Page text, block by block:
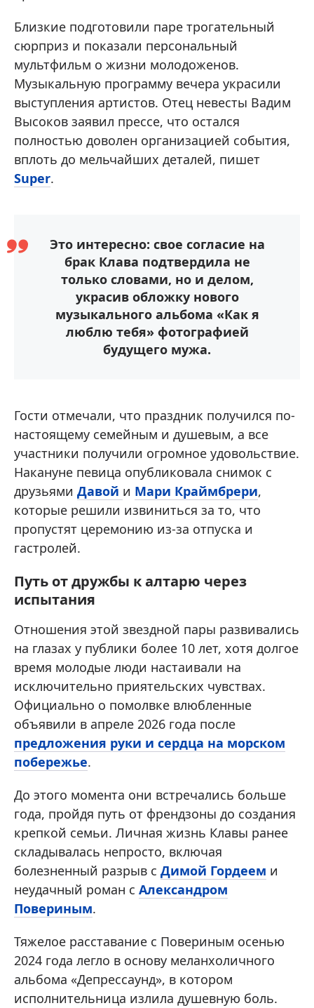
Близкие подготовили паре трогательный
сюрприз и показали персональный
мультфильм о жизни молодоженов.
Музыкальную программу вечера украсили
выступления артистов. Отец невесты Вадим
Высоков заявил прессе, что остался
полностью доволен организацией события,
вплоть до мельчайших деталей, пишет
Super.
Это интересно: свое согласие на
брак Клава подтвердила не
только словами, но и делом,
украсив обложку нового
музыкального альбома «Как я
люблю тебя» фотографией
будущего мужа.
Гости отмечали, что праздник получился по-
настоящему семейным и душевым, а все
участники получили огромное удовольствие.
Накануне певица опубликовала снимок с
друзьями Давой и Мари Краймбрери,
которые решили извиниться за то, что
пропустят церемонию из-за отпуска и
гастролей.
Путь от дружбы к алтарю через
испытания
Отношения этой звездной пары развивались
на глазах у публики более 10 лет, хотя долгое
время молодые люди настаивали на
исключительно приятельских чувствах.
Официально о помолвке влюбленные
объявили в апреле 2026 года после
предложения руки и сердца на морском
побережье.
До этого момента они встречались больше
года, пройдя путь от френдзоны до создания
крепкой семьи. Личная жизнь Клавы ранее
складывалась непросто, включая
болезненный разрыв с Димой Гордеем и
неудачный роман с Александром
Повериным.
Тяжелое расставание с Повериным осенью
2024 года легло в основу меланхоличного
альбома «Депрессаунд», в котором
исполнительница излила душевную боль.